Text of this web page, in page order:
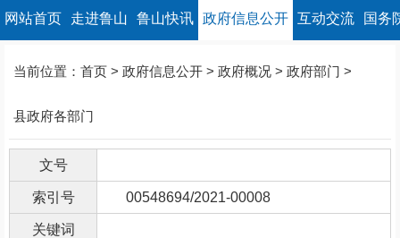
网站首页 走进鲁山 鲁山快讯 政府信息公开 互动交流 国务
当前位置： 首页 > 政府信息公开 > 政府概况 > 政府部门 >
县政府各部门
文号
索引号 00548694/2021-00008
关键词